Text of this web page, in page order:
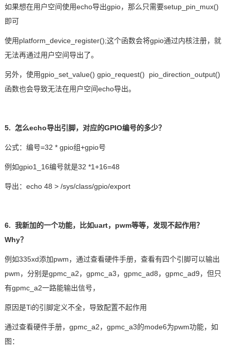
如果想在用户空间使用echo导出gpio，那么只需要setup_pin_mux()
即可
使用platform_device_register();这个函数会将gpio通过内核注册，就
无法再通过用户空间导出了。
另外，使用gpio_set_value() gpio_request() pio_direction_output()
函数也会导致无法在用户空间echo导出。
5. 怎么echo导出引脚，对应的GPIO编号的多少？
公式：编号=32 * gpio组+gpio号
例如gpio1_16编号就是32 *1+16=48
导出：echo 48 > /sys/class/gpio/export
6. 我新加的一个功能，比如uart，pwm等等，发现不起作用？
Why？
例如335xd添加pwm，通过查看硬件手册，查看有四个引脚可以输出
pwm，分别是gpmc_a2，gpmc_a3，gpmc_ad8，gpmc_ad9，但只
有gpmc_a2一路能输出信号，
原因是Ti的引脚定义不全，导致配置不起作用
通过查看硬件手册，gpmc_a2，gpmc_a3的mode6为pwm功能，如
图：